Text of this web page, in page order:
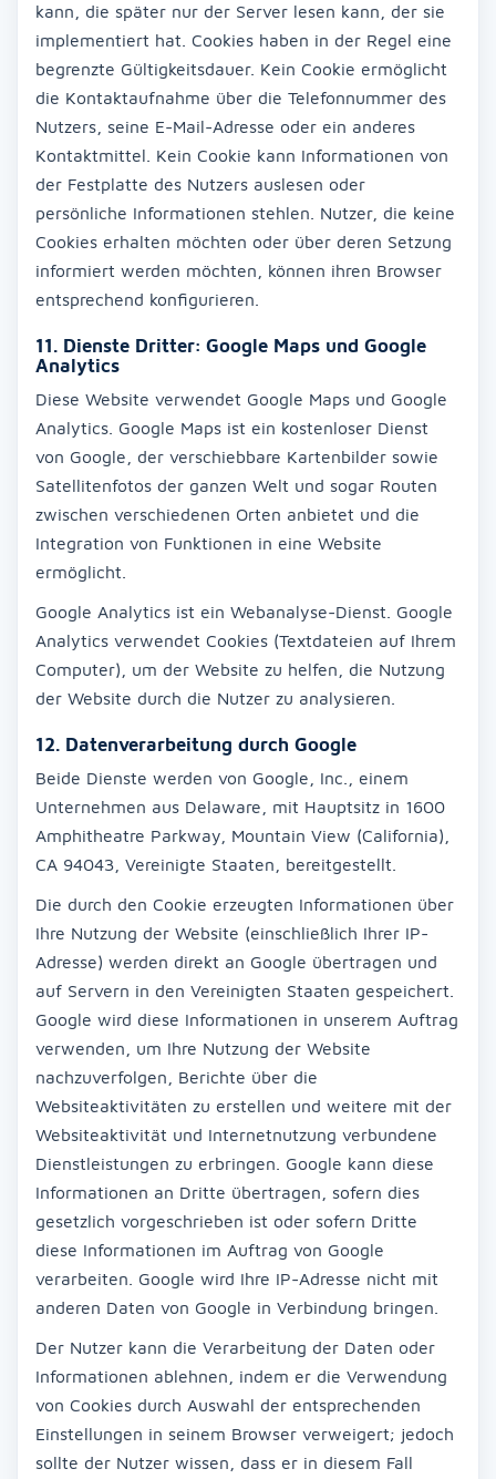
kann, die später nur der Server lesen kann, der sie
implementiert hat. Cookies haben in der Regel eine
begrenzte Gültigkeitsdauer. Kein Cookie ermöglicht
die Kontaktaufnahme über die Telefonnummer des
Nutzers, seine E-Mail-Adresse oder ein anderes
Kontaktmittel. Kein Cookie kann Informationen von
der Festplatte des Nutzers auslesen oder
persönliche Informationen stehlen. Nutzer, die keine
Cookies erhalten möchten oder über deren Setzung
informiert werden möchten, können ihren Browser
entsprechend konfigurieren.
11. Dienste Dritter: Google Maps und Google
Analytics
Diese Website verwendet Google Maps und Google
Analytics. Google Maps ist ein kostenloser Dienst
von Google, der verschiebbare Kartenbilder sowie
Satellitenfotos der ganzen Welt und sogar Routen
zwischen verschiedenen Orten anbietet und die
Integration von Funktionen in eine Website
ermöglicht.
Google Analytics ist ein Webanalyse-Dienst. Google
Analytics verwendet Cookies (Textdateien auf Ihrem
Computer), um der Website zu helfen, die Nutzung
der Website durch die Nutzer zu analysieren.
12. Datenverarbeitung durch Google
Beide Dienste werden von Google, Inc., einem
Unternehmen aus Delaware, mit Hauptsitz in 1600
Amphitheatre Parkway, Mountain View (California),
CA 94043, Vereinigte Staaten, bereitgestellt.
Die durch den Cookie erzeugten Informationen über
Ihre Nutzung der Website (einschließlich Ihrer IP-
Adresse) werden direkt an Google übertragen und
auf Servern in den Vereinigten Staaten gespeichert.
Google wird diese Informationen in unserem Auftrag
verwenden, um Ihre Nutzung der Website
nachzuverfolgen, Berichte über die
Websiteaktivitäten zu erstellen und weitere mit der
Websiteaktivität und Internetnutzung verbundene
Dienstleistungen zu erbringen. Google kann diese
Informationen an Dritte übertragen, sofern dies
gesetzlich vorgeschrieben ist oder sofern Dritte
diese Informationen im Auftrag von Google
verarbeiten. Google wird Ihre IP-Adresse nicht mit
anderen Daten von Google in Verbindung bringen.
Der Nutzer kann die Verarbeitung der Daten oder
Informationen ablehnen, indem er die Verwendung
von Cookies durch Auswahl der entsprechenden
Einstellungen in seinem Browser verweigert; jedoch
sollte der Nutzer wissen, dass er in diesem Fall